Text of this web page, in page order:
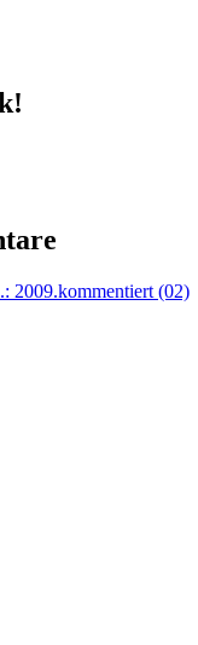
2009.kommentiert (02)